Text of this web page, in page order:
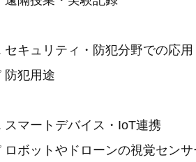
セキュリティ・防犯分野での応用
防犯用途
スマートデバイス・IoT連携
ロボットやドローンの視覚センサ